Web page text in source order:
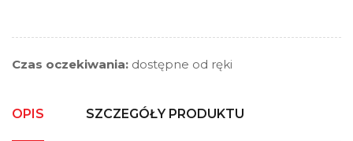
Czas oczekiwania: dostępne od ręki
OPIS SZCZEGÓŁY PRODUKTU